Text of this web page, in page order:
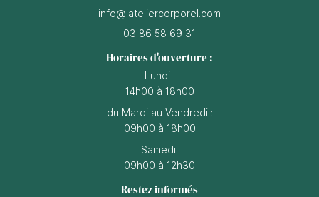
03 86 58 69 31
Horaires d'ouverture :
Lundi :
14h00 à 18h00
du Mardi au Vendredi :
09h00 à 18h00
Samedi:
09h00 à 12h30
Restez informés